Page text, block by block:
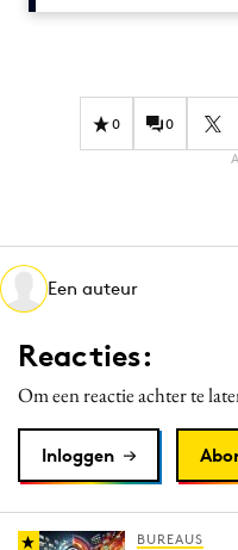
Design
Diversiteit
Effectiviteit
Martech
Media
Merkstrategie
Purpose Marketing
Reputatie & crisis
0 0
Een auteur
Reacties:
Om een reactie achter te
Inloggen
BUREAUS